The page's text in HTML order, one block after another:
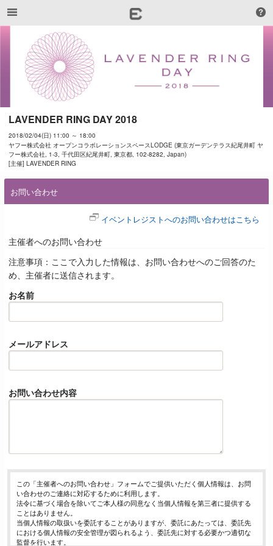
LAVENDER RING DAY 2018
2018/02/04(日) 11:00 ～ 18:00
ヤフー株式会社 オープンコラボレーションスペースLODGE (東京ガーデンテラス紀尾井町 ヤ
フー株式会社, 1-3, 千代田区紀尾井町, 東京都, 102-8282, Japan)
[主催] LAVENDER RING
お問い合わせ
イベントレジストへのお問い合わせはこちら
主催者へのお問い合わせ
注意事項：ここで入力した情報は、お問い合わせへのご回答のた
め、主催者に送信されます。
お名前
メールアドレス
お問い合わせ内容
この「主催者へのお問い合わせ」フォームでご提供いただく個人情報は、お問
い合わせのご連絡に対応するために利用します。
法令に基づく場合を除いてご本人様の同意なく当個人情報を第三者に提供する
ことはありません。
当個人情報の取扱いを委託することがありますが、委託にあたっては、委託先
における個人情報の安全管理が図られるよう、委託先に対する必要かつ適切な
監督を行います。